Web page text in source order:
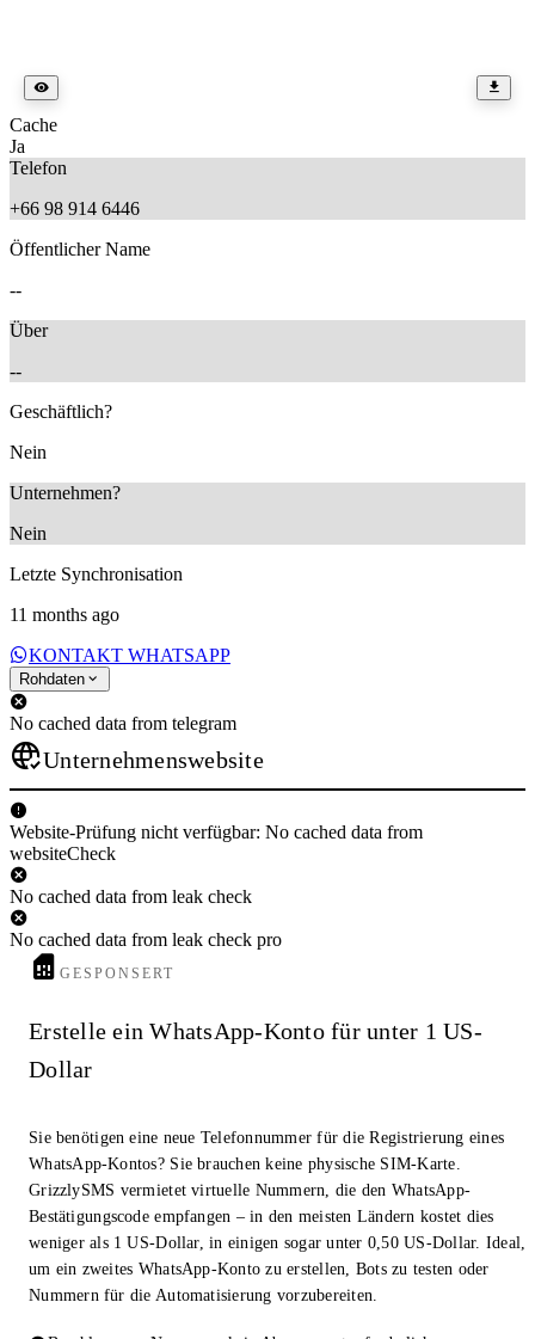
Cache
Ja
Telefon
+66 98 914 6446
Öffentlicher Name
--
Über
--
Geschäftlich?
Nein
Unternehmen?
Nein
Letzte Synchronisation
11 months ago
KONTAKT WHATSAPP
Rohdaten
No cached data from telegram
Unternehmenswebsite
Website-Prüfung nicht verfügbar: No cached data from
websiteCheck
No cached data from leak check
No cached data from leak check pro
GESPONSERT
Erstelle ein WhatsApp-Konto für unter 1 US-
Dollar
Sie benötigen eine neue Telefonnummer für die Registrierung eines
WhatsApp-Kontos? Sie brauchen keine physische SIM-Karte.
GrizzlySMS vermietet virtuelle Nummern, die den WhatsApp-
Bestätigungscode empfangen – in den meisten Ländern kostet dies
weniger als 1 US-Dollar, in einigen sogar unter 0,50 US-Dollar. Ideal,
um ein zweites WhatsApp-Konto zu erstellen, Bots zu testen oder
Nummern für die Automatisierung vorzubereiten.